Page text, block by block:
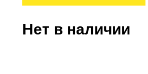
Нет в наличии